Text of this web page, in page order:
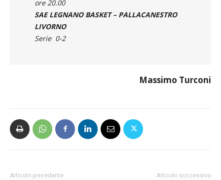
ore 20.00
SAE LEGNANO BASKET – PALLACANESTRO
LIVORNO
Serie 0-2
Massimo Turconi
Articolo precedente Articolo successivo